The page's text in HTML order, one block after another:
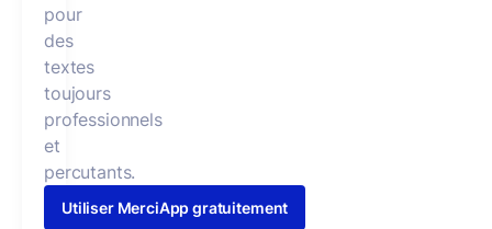
pour
des
textes
toujours
professionnels
et
percutants.
Utiliser MerciApp gratuitement